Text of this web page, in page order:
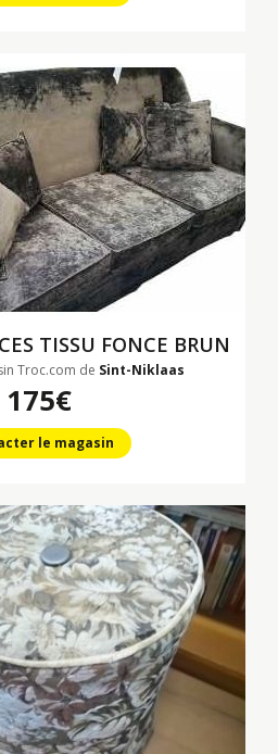
TISSU FONCE BRUN
Troc.com de Sint-Niklaas
175€
le magasin